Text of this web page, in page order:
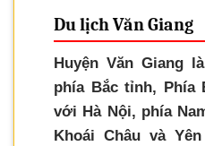
Du lịch Văn Giang
Huyện Văn Giang
phía Bắc tỉnh, Phía
với Hà Nội, phía
Khoái Châu và